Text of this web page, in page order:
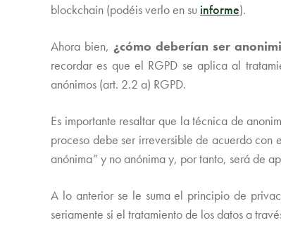
blockchain (podéis verlo en su informe).
Ahora bien, ¿cómo deberían ser
recordar es que el RGPD se aplica al
anónimos (art. 2.2 a) RGPD.
Es importante resaltar que la técnica de
proceso debe ser irreversible de acuerdo con
anónima” y no anónima y, por tanto, será de
A lo anterior se le suma el principio de
seriamente si el tratamiento de los datos a